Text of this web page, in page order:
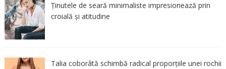
Ținutele de seară minimaliste impresionează prin
croială și atitudine
Talia coborâtă schimbă radical proporțiile unei rochii